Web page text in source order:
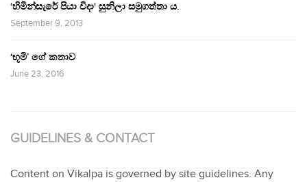
‘හිමින්සැරේ පියා විදා‘ සුනිලා සමුගත්තා ය.
September 9, 2013
‘භූමි’ ගේ කතාව
June 23, 2016
GUIDELINES & CONTACT
Content on Vikalpa is governed by site guidelines. Any